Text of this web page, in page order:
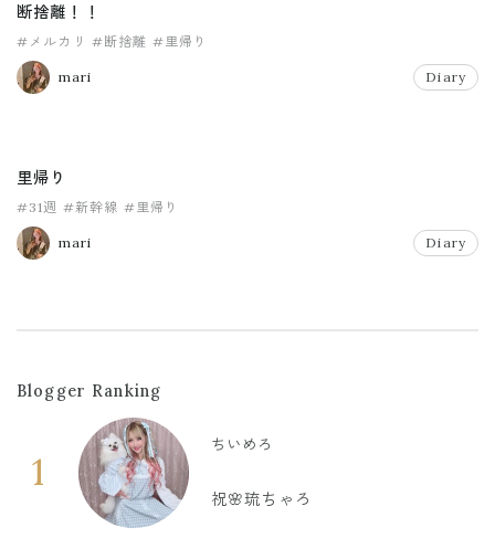
断捨離！！
#メルカリ #断捨離 #里帰り
mari Diary
里帰り
#31週 #新幹線 #里帰り
mari Diary
Blogger Ranking
1
ちいめろ
祝🌸琉ちゃろ